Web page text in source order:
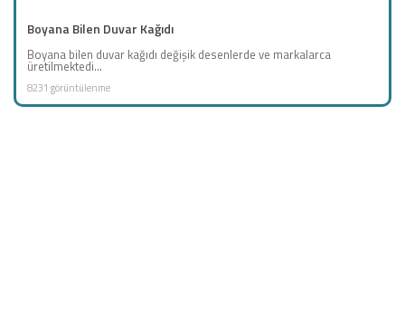
Boyana Bilen Duvar Kağıdı
Boyana bilen duvar kağıdı değişik desenlerde ve markalarca
üretilmektedi...
8231 görüntülenme